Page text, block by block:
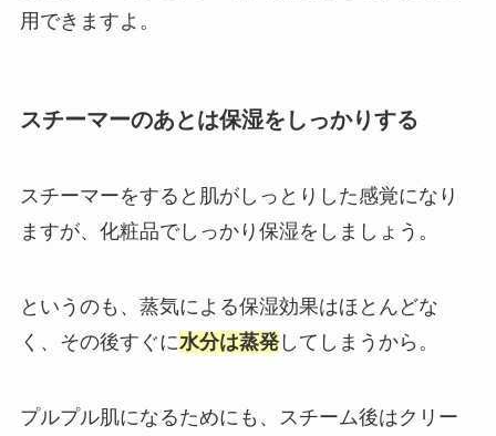
用できますよ。
スチーマーのあとは保湿をしっかりする
スチーマーをすると肌がしっとりした感覚になり
ますが、化粧品でしっかり保湿をしましょう。
というのも、蒸気による保湿効果はほとんどな
く、その後すぐに水分は蒸発してしまうから。
プルプル肌になるためにも、スチーム後はクリー